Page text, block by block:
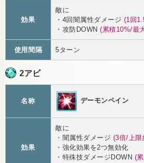
効果
敵に
・4回闇属性ダメージ (1回
・攻防DOWN (累積10%/最
使用間隔 5ターン
2アビ
名称 デーモンペイン
効果
敵に
・闇属性ダメージ (3倍/上限
・強化効果を2つ無効化
・特殊技ダメージDOWN (